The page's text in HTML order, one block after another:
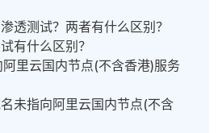
透测试？两者有什么区别？
有什么区别？
阿里云国内节点(不含香港)服务
未指向阿里云国内节点(不含